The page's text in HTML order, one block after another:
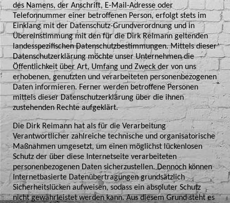
des Namens, der Anschrift, E-Mail-Adresse oder
Telefonnummer einer betroffenen Person, erfolgt stets im
Einklang mit der Datenschutz-Grundverordnung und in
Übereinstimmung mit den für die Dirk Reimann geltenden
landesspezifischen Datenschutzbestimmungen. Mittels dieser
Datenschutzerklärung möchte unser Unternehmen die
Öffentlichkeit über Art, Umfang und Zweck der von uns
erhobenen, genutzten und verarbeiteten personenbezogenen
Daten informieren. Ferner werden betroffene Personen
mittels dieser Datenschutzerklärung über die ihnen
zustehenden Rechte aufgeklärt.
Die Dirk Reimann hat als für die Verarbeitung
Verantwortlicher zahlreiche technische und organisatorische
Maßnahmen umgesetzt, um einen möglichst lückenlosen
Schutz der über diese Internetseite verarbeiteten
personenbezogenen Daten sicherzustellen. Dennoch können
Internetbasierte Datenübertragungen grundsätzlich
Sicherheitslücken aufweisen, sodass ein absoluter Schutz
nicht gewährleistet werden kann. Aus diesem Grund steht es